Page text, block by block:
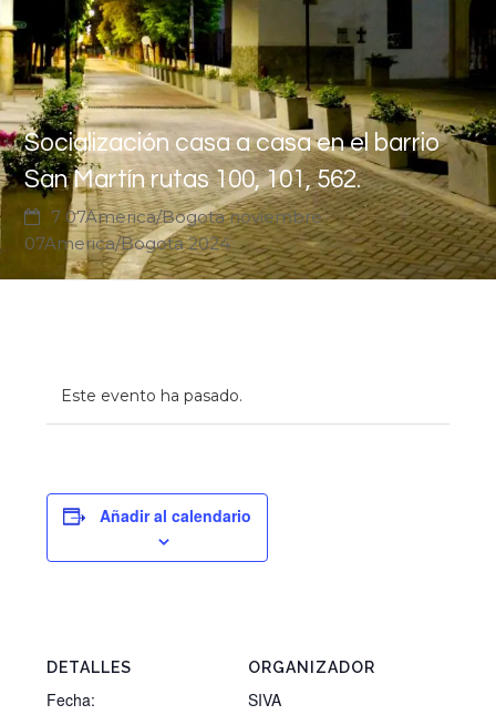
Socialización casa a casa en el barrio
San Martín rutas 100, 101, 562.
7 07America/Bogota noviembre
07America/Bogota 2024
Este evento ha pasado.
Añadir al calendario
DETALLES
Fecha:
ORGANIZADOR
SIVA